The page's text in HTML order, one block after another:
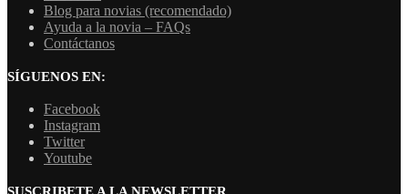
Blog para novias (recomendado)
Ayuda a la novia – FAQs
Contáctanos
SÍGUENOS EN:
Facebook
Instagram
Twitter
Youtube
SUSCRIBETE A LA NEWSLETTER